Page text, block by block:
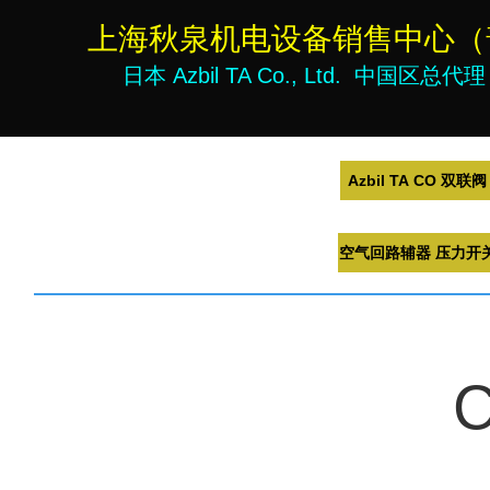
上海秋泉机电设备销售中心
日本 Azbil TA Co., Ltd. 中国区总
Azbil TA CO 双联阀
空气回路辅器 压力开